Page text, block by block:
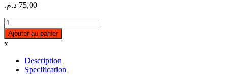
75,00 د.م.
Huile
d'olive
Alhora
1L
quantity
Ajouter au panier
x
Description
Specification